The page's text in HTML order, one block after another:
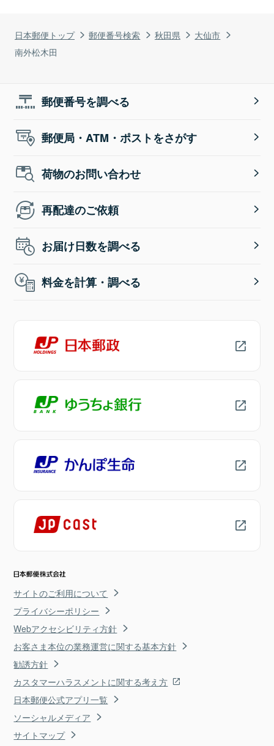
日本郵便トップ 郵便番号検索 秋田県
大仙市
南外松木田
郵便番号を調べる
郵便局・ATM・ポストをさがす
荷物のお問い合わせ
再配達のご依頼
お届け日数を調べる
料金を計算・調べる
サイトのご利用について
プライバシーポリシー
Webアクセシビリティ方針
お客さま本位の業務運営に関する基本方針
勧誘方針
カスタマーハラスメントに関する考え方
日本郵便公式アプリ一覧
ソーシャルメディア
サイトマップ